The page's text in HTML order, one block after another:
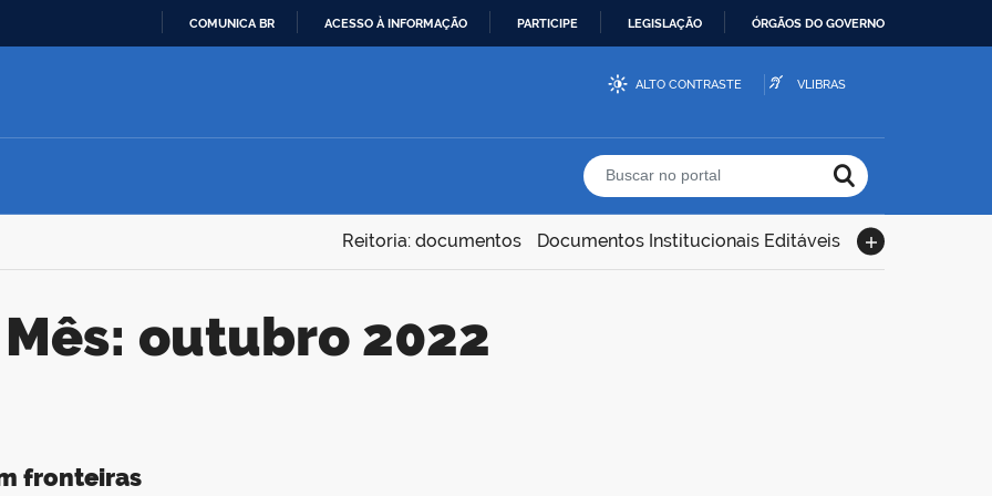
CONTEÚDO
COMUNICA BR ACESSO À INFORMAÇÃO PARTICIPE LEGISLAÇÃO ÓRGÃOS DO GOVERNO
ALTO CONTRASTE VLIBRAS
Buscar no portal
Reitoria: documentos Documentos Institucionais Editáveis
Mês: outubro 2022
fronteiras